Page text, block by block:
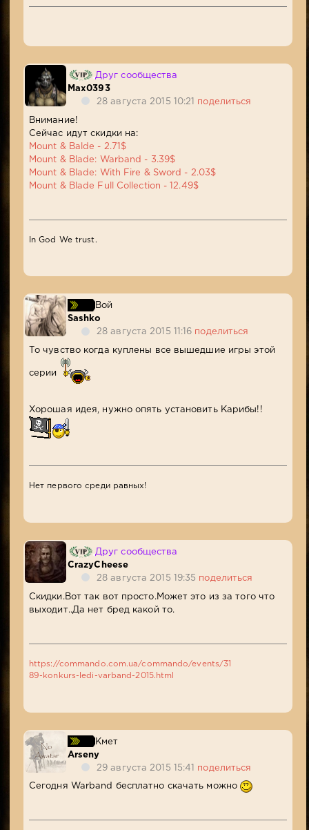
Друг сообщества
Max0393
28 августа 2015 10:21 поделиться
Внимание!
Сейчас идут скидки на:
Mount & Balde - 2.71$
Mount & Blade: Warband - 3.39$
Mount & Blade: With Fire & Sword - 2.03$
Mount & Blade Full Collection - 12.49$
In God We trust.
Вой
Sashko
28 августа 2015 11:16 поделиться
То чувство когда куплены все вышедшие игры этой
серии
Хорошая идея, нужно опять установить Карибы!!
Нет первого среди равных!
Друг сообщества
CrazyCheese
28 августа 2015 19:35 поделиться
Скидки.Вот так вот просто.Может это из за того что
выходит..Да нет бред какой то.
https://commando.com.ua/commando/events/31
89-konkurs-ledi-varband-2015.html
Кмет
Arseny
29 августа 2015 15:41 поделиться
Сегодня Warband бесплатно скачать можно